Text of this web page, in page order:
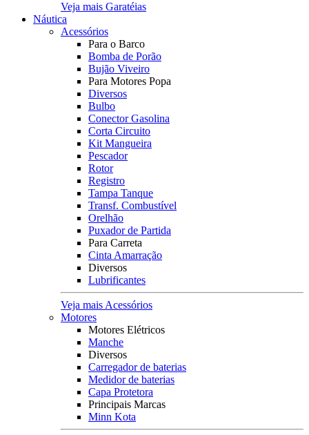
Veja mais Garatéias
Náutica
Acessórios
Para o Barco
Bomba de Porão
Bujão Viveiro
Para Motores Popa
Diversos
Bulbo
Conector Gasolina
Corta Circuito
Kit Mangueira
Pescador
Rotor
Registro
Tampa Tanque
Transf. Combustível
Orelhão
Puxador de Partida
Para Carreta
Cinta Amarração
Diversos
Lubrificantes
Veja mais Acessórios
Motores
Motores Elétricos
Manche
Diversos
Carregador de baterias
Medidor de baterias
Capa Protetora
Principais Marcas
Minn Kota